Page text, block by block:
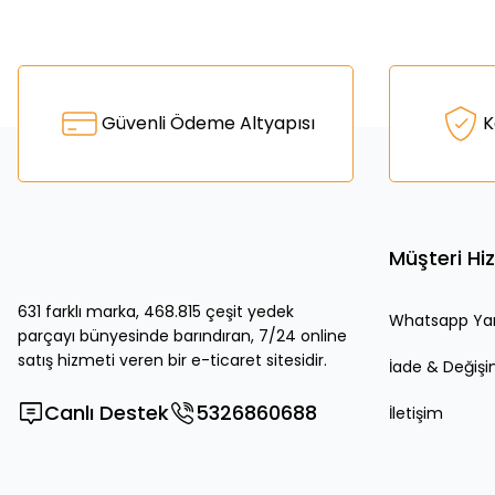
Ürün resmi kalitesiz, bozuk veya görüntülenemiyor.
Güvenli Ödeme Altyapısı
631 farklı marka, 468.815 çeşit yedek
parçayı bünyesinde barındıran, 7/24 online
satış hizmeti veren bir e-ticaret sitesidir.
Canlı Destek 5326860688
Müşteri
Whatsapp
İade &
İletişim